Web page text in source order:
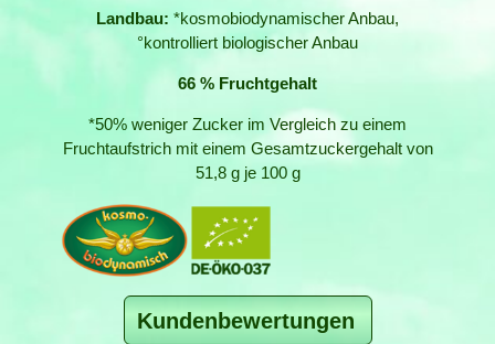
Landbau: *kosmobiodynamischer Anbau,
°kontrolliert biologischer Anbau
66 % Fruchtgehalt
*50% weniger Zucker im Vergleich zu einem
Fruchtaufstrich mit einem Gesamtzuckergehalt von
51,8 g je 100 g
Kundenbewertungen